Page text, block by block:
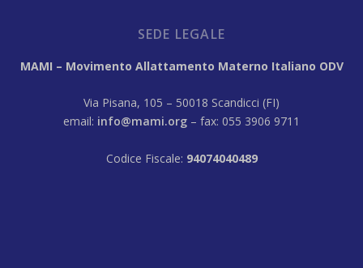
SEDE LEGALE
MAMI – Movimento Allattamento Materno Italiano ODV
Via Pisana, 105 – 50018 Scandicci (FI)
email: info@mami.org – fax: 055 3906 9711
Codice Fiscale: 94074040489